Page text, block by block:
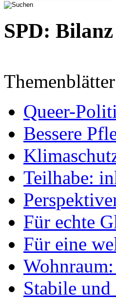
SPD:
Queer-
Bessere
Teilhabe:
Für echte
Für eine
Stabile und